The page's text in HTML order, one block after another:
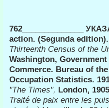
762______________
action. (Segunda
Thirteenth Census of the
Washington,
Commerce. Bureau of
Occupation Statistics.
"The Times", London,
Traité de paix entre les